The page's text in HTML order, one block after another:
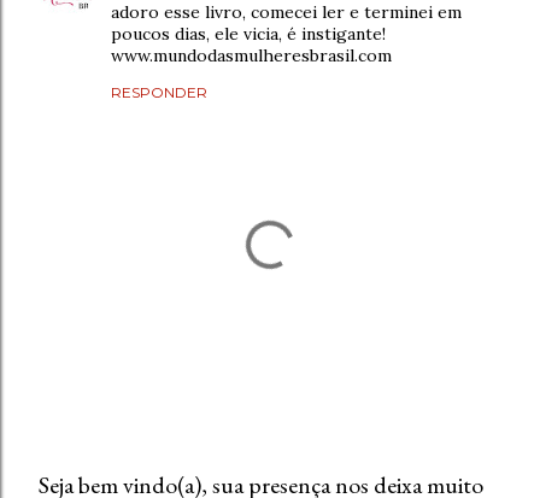
adoro esse livro, comecei ler e terminei em
poucos dias, ele vicia, é instigante!
www.mundodasmulheresbrasil.com
RESPONDER
Seja bem vindo(a), sua presença nos deixa muito